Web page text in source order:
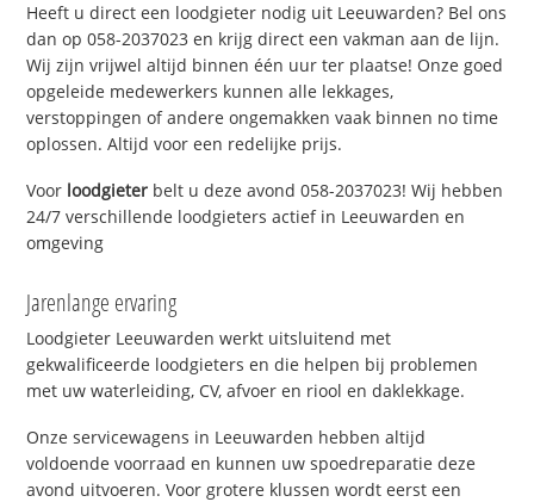
Heeft u direct een loodgieter nodig uit Leeuwarden? Bel ons
dan op 058-2037023 en krijg direct een vakman aan de lijn.
Wij zijn vrijwel altijd binnen één uur ter plaatse! Onze goed
opgeleide medewerkers kunnen alle lekkages,
verstoppingen of andere ongemakken vaak binnen no time
oplossen. Altijd voor een redelijke prijs.
Voor loodgieter belt u deze avond 058-2037023! Wij hebben
24/7 verschillende loodgieters actief in Leeuwarden en
omgeving
Jarenlange ervaring
Loodgieter Leeuwarden werkt uitsluitend met
gekwalificeerde loodgieters en die helpen bij problemen
met uw waterleiding, CV, afvoer en riool en daklekkage.
Onze servicewagens in Leeuwarden hebben altijd
voldoende voorraad en kunnen uw spoedreparatie deze
avond uitvoeren. Voor grotere klussen wordt eerst een